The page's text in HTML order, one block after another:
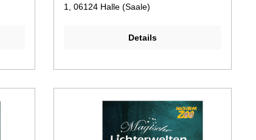
1, 06124 Halle (Saale)
Details